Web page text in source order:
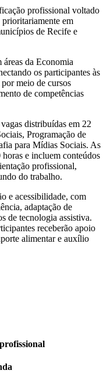
profissional voltado
prioritariamente em
de Recife e
da Economia
os participantes às
meio de cursos
de competências
distribuídas em 22
Programação de
para Mídias Sociais. As
e incluem conteúdos
profissional,
do trabalho.
e acessibilidade, com
adaptação de
de tecnologia assistiva.
receberão apoio
alimentar e auxílio